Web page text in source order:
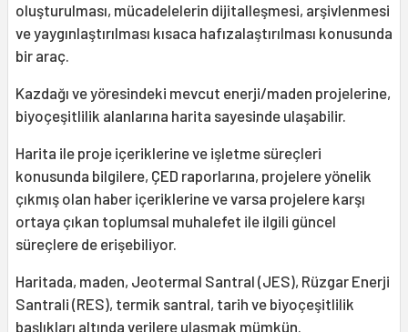
oluşturulması, mücadelelerin dijitalleşmesi, arşivlenmesi
ve yaygınlaştırılması kısaca hafızalaştırılması konusunda
bir araç.
Kazdağı ve yöresindeki mevcut enerji/maden projelerine,
biyoçeşitlilik alanlarına harita sayesinde ulaşabilir.
Harita ile proje içeriklerine ve işletme süreçleri
konusunda bilgilere, ÇED raporlarına, projelere yönelik
çıkmış olan haber içeriklerine ve varsa projelere karşı
ortaya çıkan toplumsal muhalefet ile ilgili güncel
süreçlere de erişebiliyor.
Haritada, maden, Jeotermal Santral (JES), Rüzgar Enerji
Santrali (RES), termik santral, tarih ve biyoçeşitlilik
başlıkları altında verilere ulaşmak mümkün.